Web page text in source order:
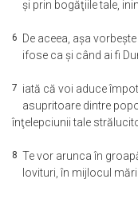
şi prin bogăţiile tale,
6 De aceea, aşa
ifose ca şi când ai fi
7 iată că voi aduce
asupritoare dintre
înţelepciunii tale
8 Te vor arunca în
lovituri, în mijlocul